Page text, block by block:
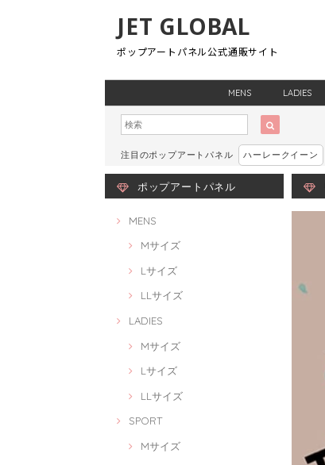
JET GLOBAL
ポップアートパネル公式通販サイト
MENS LADIES
注目のポップアートパネル ハーレークイーン
ポップアートパネル
MENS
Mサイズ
Lサイズ
LLサイズ
LADIES
Mサイズ
Lサイズ
LLサイズ
SPORT
Mサイズ